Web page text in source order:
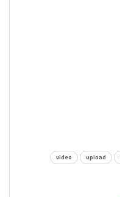
upload
video